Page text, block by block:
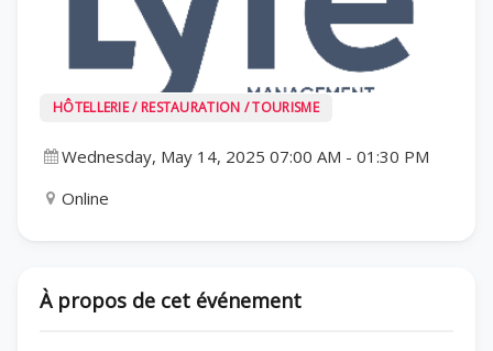
HÔTELLERIE / RESTAURATION / TOURISME
Wednesday, May 14, 2025 07:00 AM - 01:30 PM
Online
À propos de cet événement